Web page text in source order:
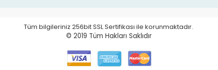
Tüm bilgileriniz 256bit SSL Sertifikası ile korunmaktadır.
© 2019 Tüm Hakları Saklıdır